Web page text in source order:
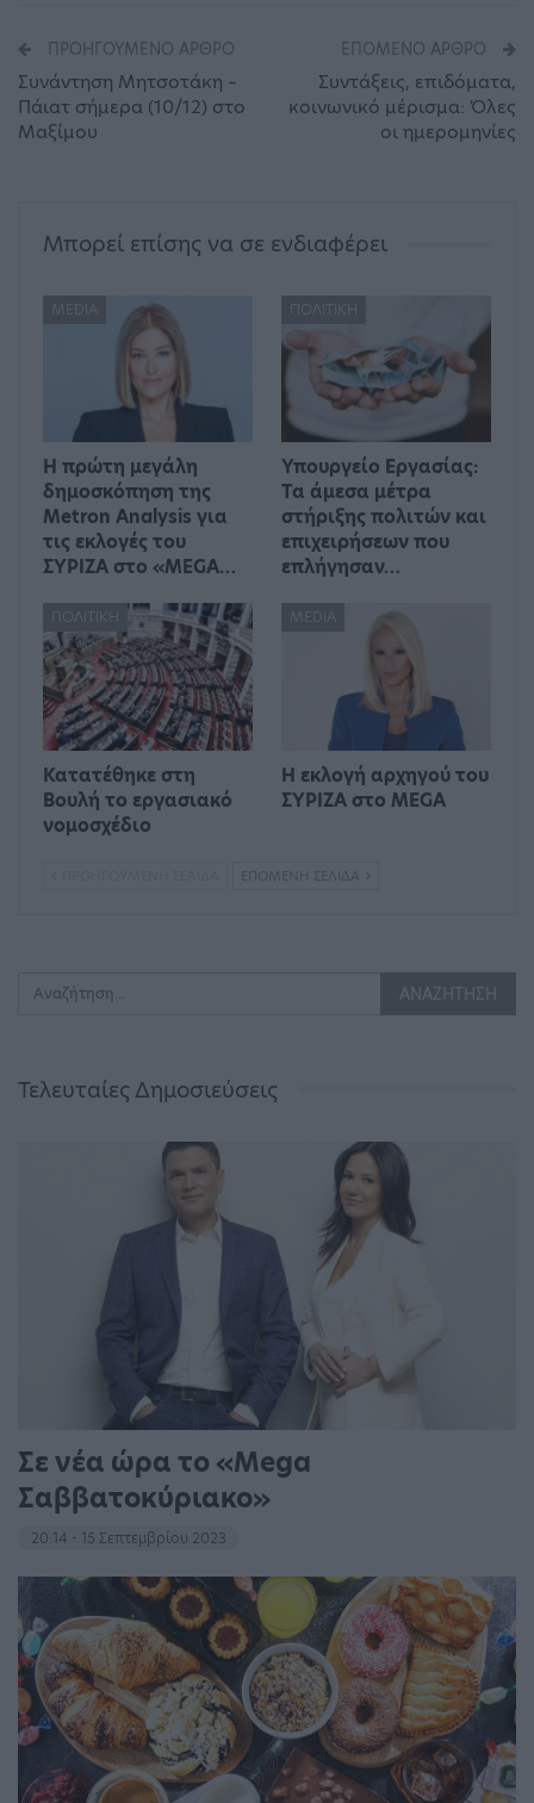
ΠΡΟΗΓΟΎΜΕΝΟ ΆΡΘΡΟ
Συνάντηση Μητσοτάκη –
Πάιατ σήμερα (10/12) στο
Μαξίμου
ΕΠΌΜΕΝΟ ΆΡΘΡΟ
Συντάξεις, επιδόματα,
κοινωνικό μέρισμα: Όλες
οι ημερομηνίες
Μπορεί επίσης να σε ενδιαφέρει
MEDIA
Η πρώτη μεγάλη
δημοσκόπηση της
Metron Analysis για
τις εκλογές του
ΣΥΡΙΖΑ στο «MEGA…
ΠΟΛΙΤΙΚΉ
Υπουργείο Εργασίας:
Τα άμεσα μέτρα
στήριξης πολιτών και
επιχειρήσεων που
επλήγησαν…
ΠΟΛΙΤΙΚΉ
Κατατέθηκε στη
Βουλή το εργασιακό
νομοσχέδιο
MEDIA
Η εκλογή αρχηγού του
ΣΥΡΙΖΑ στο MEGA
ΕΠΌΜΕΝΗ ΣΕΛΊΔΑ
Τελευταίες Δημοσιεύσεις
Σε νέα ώρα το «Mega
Σαββατοκύριακο»
20:14 - 15 Σεπτεμβρίου 2023